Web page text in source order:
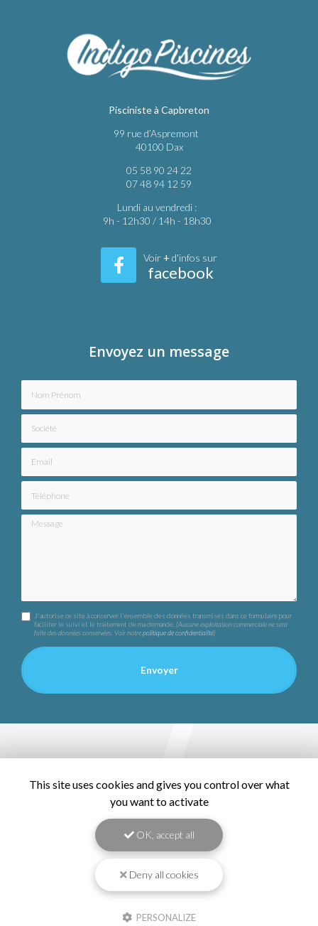
Pisciniste à Capbreton
99 rue d’Aspremont
40100 Dax
05 58 90 24 22
07 48 94 12 59
Lundi au vendredi :
9h - 12h30 / 14h - 18h30
Voir + d'infos sur
facebook
Envoyez un message
Message
J'autorise ce site à conserver l'ensemble des données transmises dans ce formulaire pour
faciliter le suivi et le traitement de ma demande.(Aucune exploitation commerciale ne sera
faite des données conservées. Voir notrepolitique de confidentialité)
This site uses cookies and gives you control over what
you want to activate
OK, accept all
Deny all cookies
PERSONALIZE